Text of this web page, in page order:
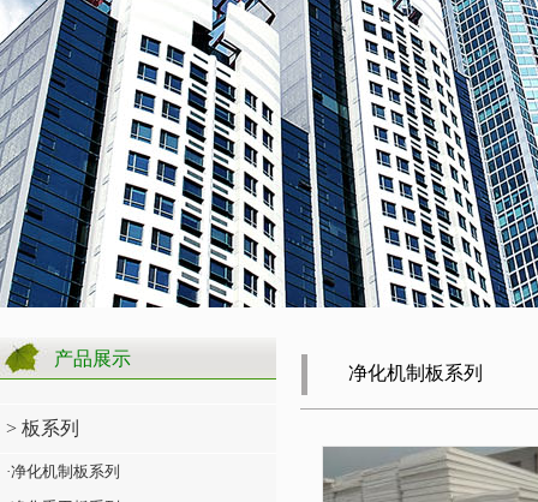
产品展示
> 板系列
·净化机制板系列
净化机制板系列